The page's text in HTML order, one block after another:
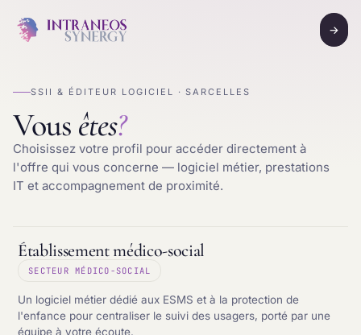
→
SSII & ÉDITEUR LOGICIEL · SARCELLES
Vous êtes?
Choisissez votre profil pour accéder directement à
l'offre qui vous concerne — logiciel métier, prestations
IT et accompagnement de proximité.
Établissement médico-social
SECTEUR MÉDICO-SOCIAL
Un logiciel métier dédié aux ESMS et à la protection de
l'enfance pour centraliser le suivi des usagers, porté par une
équipe à votre écoute.